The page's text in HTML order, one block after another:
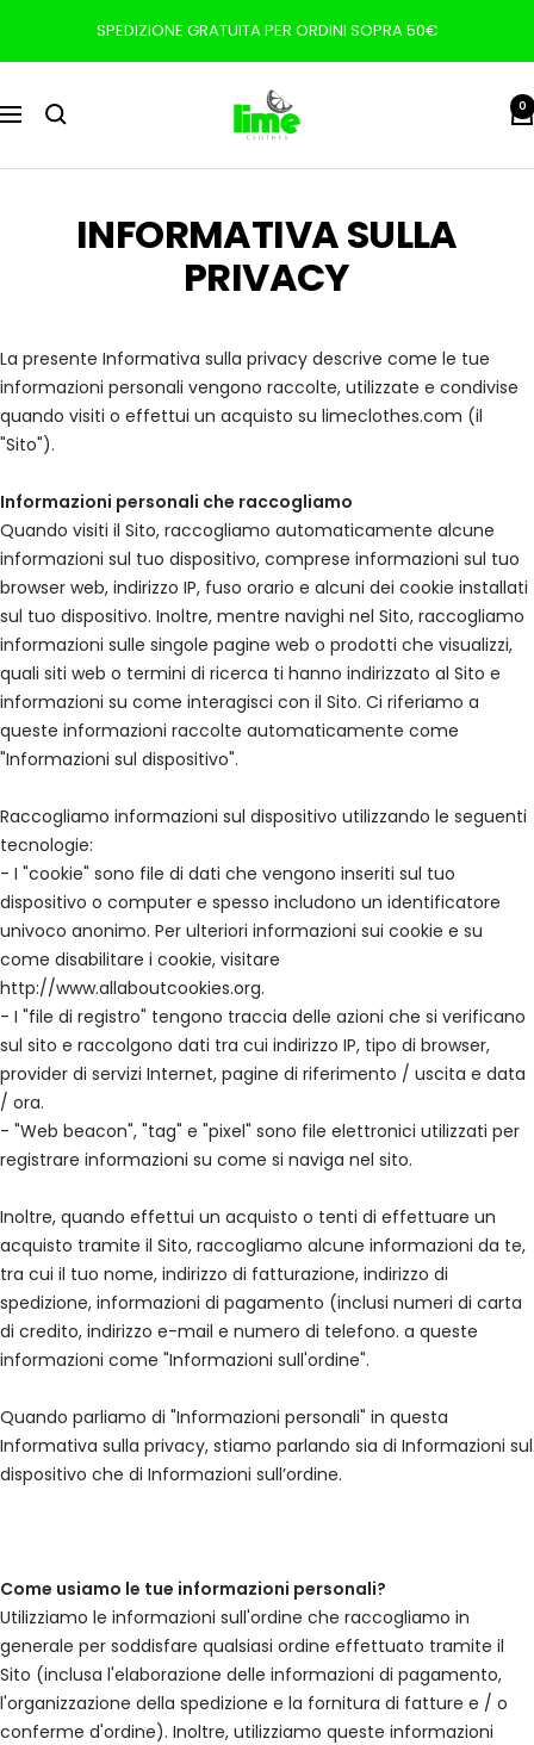
SPEDIZIONE GRATUITA PER ORDINI SOPRA 50€
Navigazione
CLOTHES
0
INFORMATIVA SULLA
PRIVACY
La presente Informativa sulla privacy descrive come le tue
informazioni personali vengono raccolte, utilizzate e condivise
quando visiti o effettui un acquisto su limeclothes.com (il
"Sito").
Informazioni personali che raccogliamo
Quando visiti il Sito, raccogliamo automaticamente alcune
informazioni sul tuo dispositivo, comprese informazioni sul tuo
browser web, indirizzo IP, fuso orario e alcuni dei cookie installati
sul tuo dispositivo. Inoltre, mentre navighi nel Sito, raccogliamo
informazioni sulle singole pagine web o prodotti che visualizzi,
quali siti web o termini di ricerca ti hanno indirizzato al Sito e
informazioni su come interagisci con il Sito. Ci riferiamo a
queste informazioni raccolte automaticamente come
"Informazioni sul dispositivo".
Raccogliamo informazioni sul dispositivo utilizzando le seguenti
tecnologie:
- I "cookie" sono file di dati che vengono inseriti sul tuo
dispositivo o computer e spesso includono un identificatore
univoco anonimo. Per ulteriori informazioni sui cookie e su
come disabilitare i cookie, visitare
http://www.allaboutcookies.org.
- I "file di registro" tengono traccia delle azioni che si verificano
sul sito e raccolgono dati tra cui indirizzo IP, tipo di browser,
provider di servizi Internet, pagine di riferimento / uscita e data
/ ora.
- "Web beacon", "tag" e "pixel" sono file elettronici utilizzati per
registrare informazioni su come si naviga nel sito.
Inoltre, quando effettui un acquisto o tenti di effettuare un
acquisto tramite il Sito, raccogliamo alcune informazioni da te,
tra cui il tuo nome, indirizzo di fatturazione, indirizzo di
spedizione, informazioni di pagamento (inclusi numeri di carta
di credito, indirizzo e-mail e numero di telefono. a queste
informazioni come "Informazioni sull'ordine".
Quando parliamo di "Informazioni personali" in questa
Informativa sulla privacy, stiamo parlando sia di Informazioni sul
dispositivo che di Informazioni sull’ordine.
Come usiamo le tue informazioni personali?
Utilizziamo le informazioni sull'ordine che raccogliamo in
generale per soddisfare qualsiasi ordine effettuato tramite il
Sito (inclusa l'elaborazione delle informazioni di pagamento,
l'organizzazione della spedizione e la fornitura di fatture e / o
conferme d'ordine). Inoltre, utilizziamo queste informazioni